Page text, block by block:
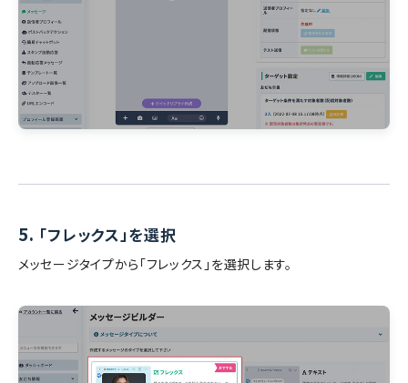
5. 「フレックス」を選択
メッセージタイプから「フレックス」を選択します。